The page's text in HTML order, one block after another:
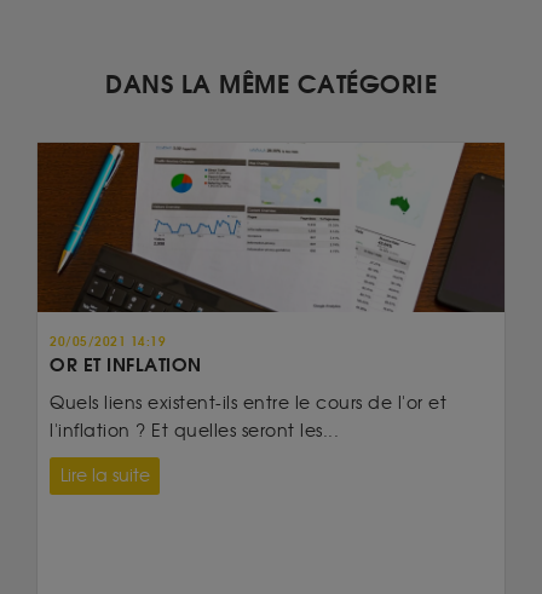
DANS LA MÊME CATÉGORIE
20/05/2021 14:19
OR ET INFLATION
Quels liens existent-ils entre le cours de l'or et
l'inflation ? Et quelles seront les...
Lire la suite